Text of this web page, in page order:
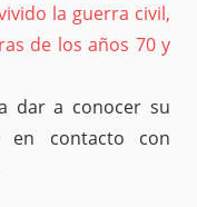
la guerra civil,
de los años 70 y
dar a conocer su
en contacto con